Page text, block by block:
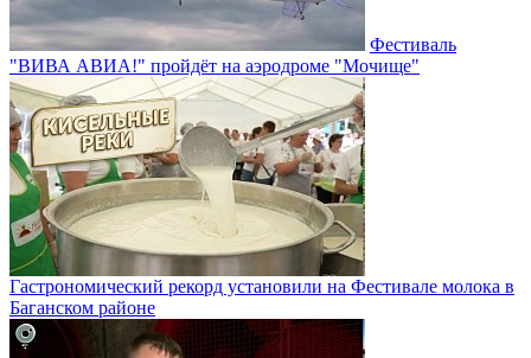
Фестиваль
"ВИВА АВИА!" пройдёт на аэродроме "Мочище"
Гастрономический рекорд установили на Фестивале молока в
Баганском районе